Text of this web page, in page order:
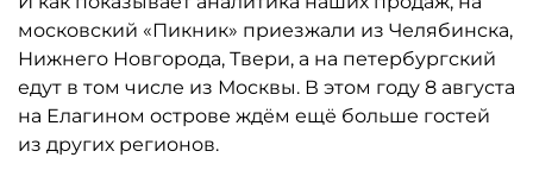
московский «Пикник» приезжали из Челябинска,
Нижнего Новгорода, Твери, а на петербургский
едут в том числе из Москвы. В этом году 8 августа
на Елагином острове ждём ещё больше гостей
из других регионов.